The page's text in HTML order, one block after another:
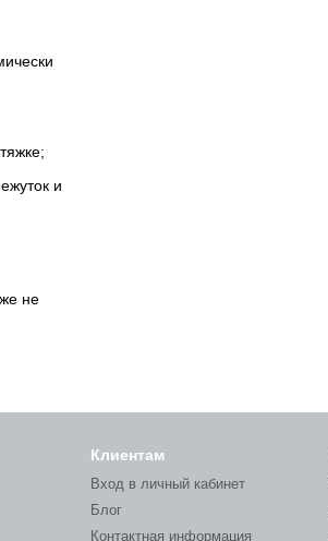
и
не
Клиентам
Вход в личный кабинет
Блог
Контактная информация